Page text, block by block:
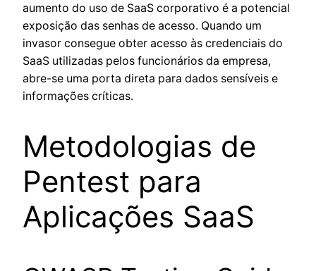
aumento do uso de SaaS corporativo é a potencial
exposição das senhas de acesso. Quando um
invasor consegue obter acesso às credenciais do
SaaS utilizadas pelos funcionários da empresa,
abre-se uma porta direta para dados sensíveis e
informações críticas.
Metodologias de
Pentest para
Aplicações SaaS